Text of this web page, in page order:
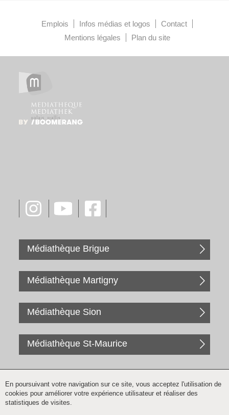
Emplois Infos médias et logos
Contact
Mentions légales
Plan du site
Médiathèque Brigue
Médiathèque Martigny
Médiathèque Sion
Médiathèque St-Maurice
En poursuivant votre navigation sur ce site, vous acceptez l'utilisation de
cookies pour améliorer votre expérience utilisateur et réaliser des
statistiques de visites.